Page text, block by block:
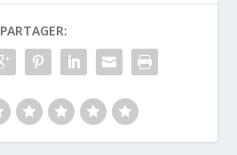
PARTAGER: